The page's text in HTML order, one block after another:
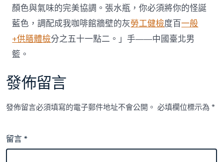
顏色與氣味的完美協調。張水瓶，你必須將你的怪誕
藍色，調配成我咖啡館牆壁的灰勞工健檢度百一般
+供膳體檢分之五十一點二。」手——中國臺北男
籃。
發佈留言
發佈留言必須填寫的電子郵件地址不會公開。 必填欄位標示為*
留言*